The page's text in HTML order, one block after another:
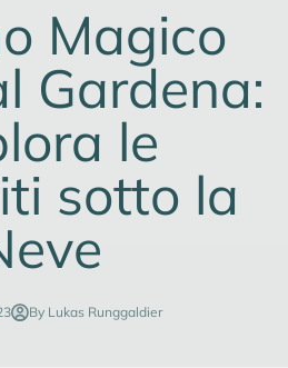
Magico
Gardena:
le
sotto la
By Lukas Runggaldier